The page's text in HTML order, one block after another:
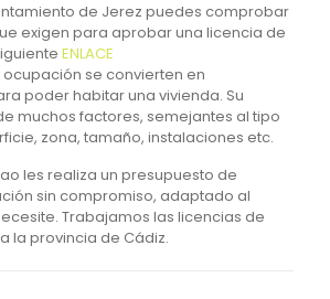
de Jerez puedes comprobar
exigen para aprobar una licencia de
ENLACE
ocupación se convierten en
poder habitar una vivienda. Su
muchos factores, semejantes al tipo
zona, tamaño, instalaciones etc.
les realiza un presupuesto de
sin compromiso, adaptado al
Trabajamos las licencias de
la provincia de Cádiz.